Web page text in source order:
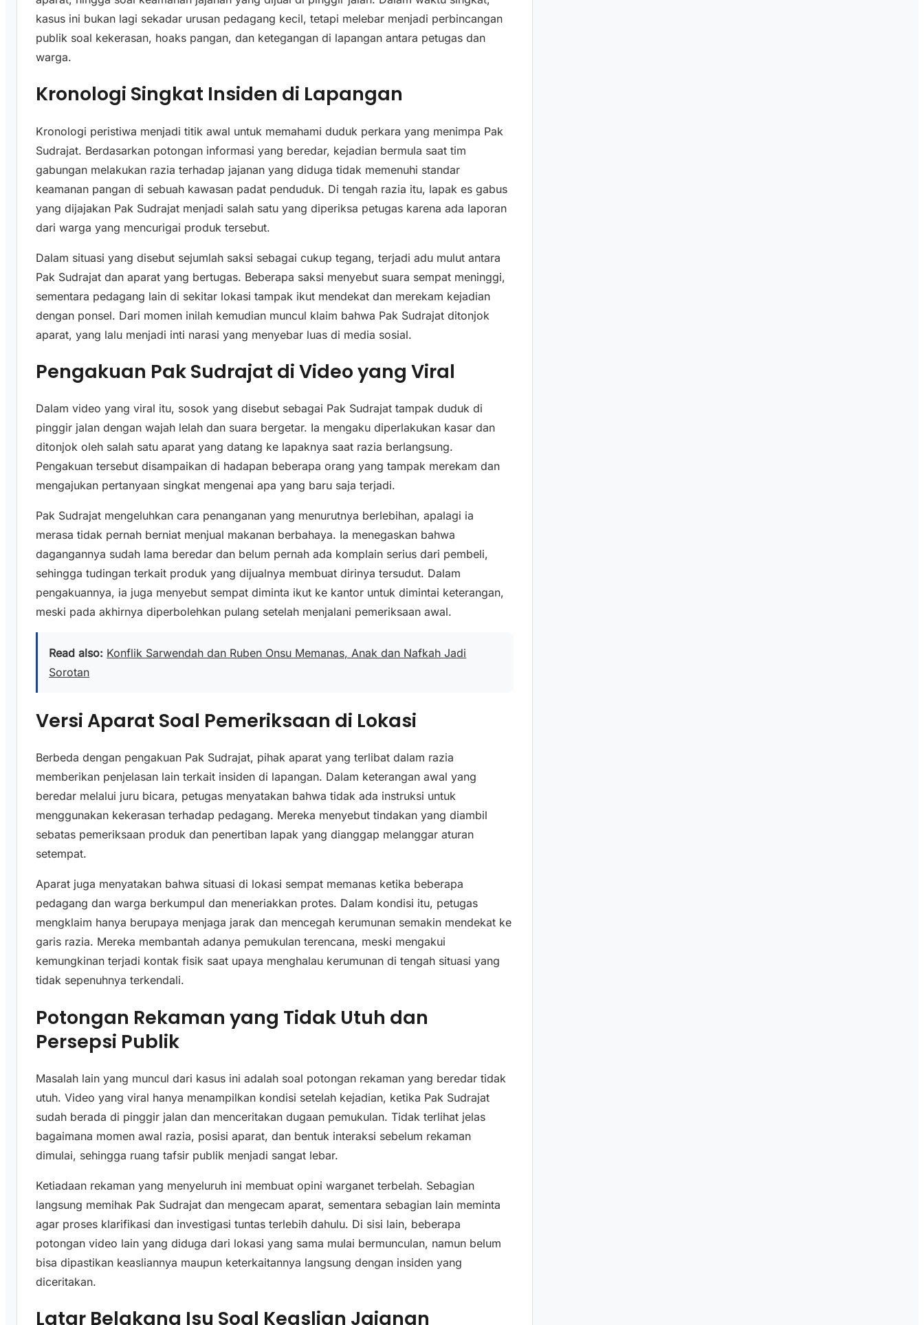
kasus ini bukan lagi sekadar urusan pedagang kecil, tetapi melebar menjadi perbincangan
publik soal kekerasan, hoaks pangan, dan ketegangan di lapangan antara petugas dan
warga.
Kronologi Singkat Insiden di Lapangan
Kronologi peristiwa menjadi titik awal untuk memahami duduk perkara yang menimpa Pak
Sudrajat. Berdasarkan potongan informasi yang beredar, kejadian bermula saat tim
gabungan melakukan razia terhadap jajanan yang diduga tidak memenuhi standar
keamanan pangan di sebuah kawasan padat penduduk. Di tengah razia itu, lapak es gabus
yang dijajakan Pak Sudrajat menjadi salah satu yang diperiksa petugas karena ada laporan
dari warga yang mencurigai produk tersebut.
Dalam situasi yang disebut sejumlah saksi sebagai cukup tegang, terjadi adu mulut antara
Pak Sudrajat dan aparat yang bertugas. Beberapa saksi menyebut suara sempat meninggi,
sementara pedagang lain di sekitar lokasi tampak ikut mendekat dan merekam kejadian
dengan ponsel. Dari momen inilah kemudian muncul klaim bahwa Pak Sudrajat ditonjok
aparat, yang lalu menjadi inti narasi yang menyebar luas di media sosial.
Pengakuan Pak Sudrajat di Video yang Viral
Dalam video yang viral itu, sosok yang disebut sebagai Pak Sudrajat tampak duduk di
pinggir jalan dengan wajah lelah dan suara bergetar. Ia mengaku diperlakukan kasar dan
ditonjok oleh salah satu aparat yang datang ke lapaknya saat razia berlangsung.
Pengakuan tersebut disampaikan di hadapan beberapa orang yang tampak merekam dan
mengajukan pertanyaan singkat mengenai apa yang baru saja terjadi.
Pak Sudrajat mengeluhkan cara penanganan yang menurutnya berlebihan, apalagi ia
merasa tidak pernah berniat menjual makanan berbahaya. Ia menegaskan bahwa
dagangannya sudah lama beredar dan belum pernah ada komplain serius dari pembeli,
sehingga tudingan terkait produk yang dijualnya membuat dirinya tersudut. Dalam
pengakuannya, ia juga menyebut sempat diminta ikut ke kantor untuk dimintai keterangan,
meski pada akhirnya diperbolehkan pulang setelah menjalani pemeriksaan awal.
Read also: Konflik Sarwendah dan Ruben Onsu Memanas, Anak dan Nafkah Jadi
Sorotan
Versi Aparat Soal Pemeriksaan di Lokasi
Berbeda dengan pengakuan Pak Sudrajat, pihak aparat yang terlibat dalam razia
memberikan penjelasan lain terkait insiden di lapangan. Dalam keterangan awal yang
beredar melalui juru bicara, petugas menyatakan bahwa tidak ada instruksi untuk
menggunakan kekerasan terhadap pedagang. Mereka menyebut tindakan yang diambil
sebatas pemeriksaan produk dan penertiban lapak yang dianggap melanggar aturan
setempat.
Aparat juga menyatakan bahwa situasi di lokasi sempat memanas ketika beberapa
pedagang dan warga berkumpul dan meneriakkan protes. Dalam kondisi itu, petugas
mengklaim hanya berupaya menjaga jarak dan mencegah kerumunan semakin mendekat ke
garis razia. Mereka membantah adanya pemukulan terencana, meski mengakui
kemungkinan terjadi kontak fisik saat upaya menghalau kerumunan di tengah situasi yang
tidak sepenuhnya terkendali.
Potongan Rekaman yang Tidak Utuh dan
Persepsi Publik
Masalah lain yang muncul dari kasus ini adalah soal potongan rekaman yang beredar tidak
utuh. Video yang viral hanya menampilkan kondisi setelah kejadian, ketika Pak Sudrajat
sudah berada di pinggir jalan dan menceritakan dugaan pemukulan. Tidak terlihat jelas
bagaimana momen awal razia, posisi aparat, dan bentuk interaksi sebelum rekaman
dimulai, sehingga ruang tafsir publik menjadi sangat lebar.
Ketiadaan rekaman yang menyeluruh ini membuat opini warganet terbelah. Sebagian
langsung memihak Pak Sudrajat dan mengecam aparat, sementara sebagian lain meminta
agar proses klarifikasi dan investigasi tuntas terlebih dahulu. Di sisi lain, beberapa
potongan video lain yang diduga dari lokasi yang sama mulai bermunculan, namun belum
bisa dipastikan keasliannya maupun keterkaitannya langsung dengan insiden yang
diceritakan.
Latar Belakang Isu Soal Keaslian Jajanan